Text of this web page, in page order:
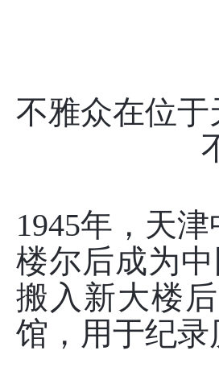
不雅众在位
1945年，天
楼尔后成为
搬入新大楼
馆，用于纪录